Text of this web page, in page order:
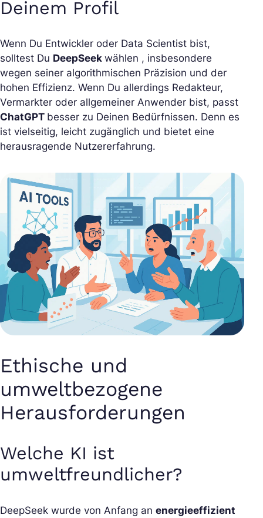
Deinem Profil
Wenn Du Entwickler oder Data Scientist bist,
solltest Du DeepSeek wählen , insbesondere
wegen seiner algorithmischen Präzision und der
hohen Effizienz. Wenn Du allerdings Redakteur,
Vermarkter oder allgemeiner Anwender bist, passt
ChatGPT besser zu Deinen Bedürfnissen. Denn es
ist vielseitig, leicht zugänglich und bietet eine
herausragende Nutzererfahrung.
Ethische und
umweltbezogene
Herausforderungen
Welche KI ist
umweltfreundlicher?
DeepSeek wurde von Anfang an energieeffizient